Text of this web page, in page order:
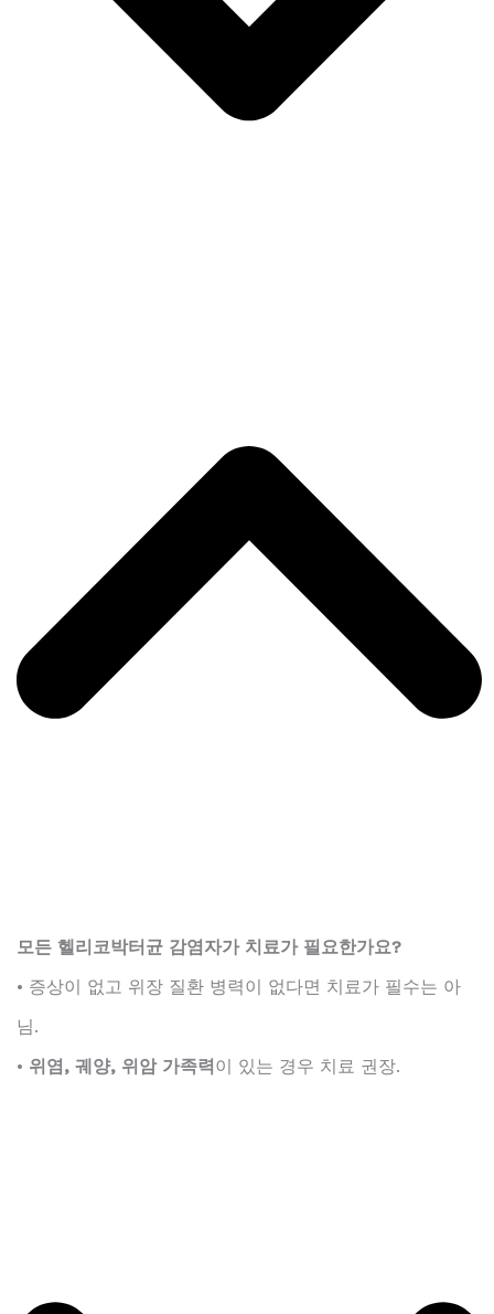
모든 헬리코박터균 감염자가 치료가 필요한가요?
• 증상이 없고 위장 질환 병력이 없다면 치료가 필수는 아
님.
• 위염, 궤양, 위암 가족력이 있는 경우 치료 권장.